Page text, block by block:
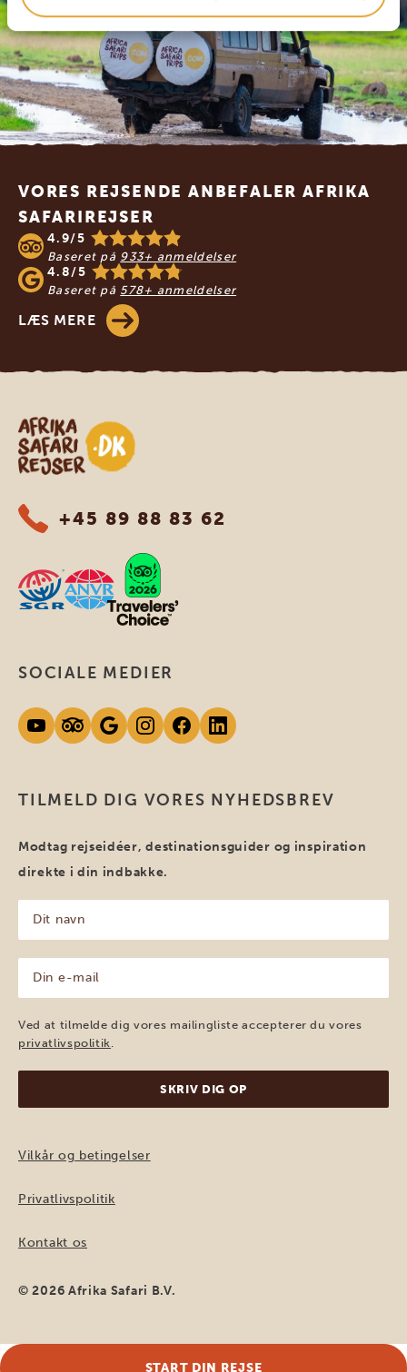
Footer
VORES REJSENDE ANBEFALER AFRIKA
SAFARIREJSER
4.9/5
Baseret på 933+ anmeldelser
4.8/5
Baseret på 578+ anmeldelser
LÆS MERE
Safari-rejser i Afrika
+45 89 88 83 62
TILMELD DIG VORES NYHEDSBREV
Modtag rejseidéer, destinationsguider og inspiration
direkte i din indbakke.
navn
(Påkrævet)
mail
(Påkrævet)
Ved at tilmelde dig vores mailingliste accepterer du vores
privatlivspolitik
SOCIALE MEDIER
Vilkår og betingelser
Privatlivspolitik
Kontakt os
© 2026 Afrika Safari B.V.
START DIN REJSE